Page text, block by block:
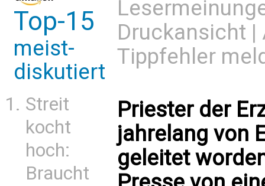
Top-15
meist-
diskutiert
Streit
kocht
hoch:
Braucht
Druckansicht |
Tippfehler
Priester der
jahrelang von
geleitet